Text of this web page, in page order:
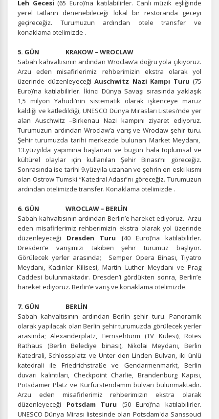
ÇEREZ KULLANIM AYARLARINIZ
Çerez tercihlerinizibelirleyin.
gizlilik koşullarınıinceleyebilirsiniz.
Zorunlu Çerezler HER ZAMAN AKTIF
Oturum yönetimi, güvenlik ve temel site işlevleri için
gereklidir. Bu çerezler olmadan site düzgün çalışmaz ve
devre dışı bırakılamaz.
İstatistik Çerezleri
Ziyaretçilerin siteyi nasıl kullandığını anonim olarak
kullanıcıların nerede zorluk yaşadığını anlamamıza
yardımcı olur.
Pazarlama Çerezleri
Size ve ilgi alanlarınıza uygun reklamlar göstermek için
kullanılır. Kapatırsanız reklamları görmeye devam
edersiniz, ancak daha az alakalı olabilirler.
Tercihleri Kaydet
Leh Gecesi(65 Euro)’na katılabilirler. Canlı müzik eşliğinde
yerel tatların denenebileceği lokal bir restoranda geceyi
geçireceğiz. Turumuzun ardından otele transfer ve
konaklama otelimizde .
5. GÜN KRAKOW – WROCLAW
Sabah kahvaltısının ardından Wroclaw’a doğru yola çıkıyoruz.
Arzu eden misafirlerimiz rehberimizin ekstra olarak yol
üzerinde düzenleyeceği Auschwitz Nazi Kampı Turu (75
Euro)’na katılabilirler. İkinci Dünya Savaşı sırasında yaklaşık
1,5 milyon Yahudi’nin sistematik olarak işkenceye maruz
kaldığı ve katledildiği, UNESCO Dünya Mirasları Listesi’nde yer
alan Auschwitz –Birkenau Nazi kampını ziyaret ediyoruz.
Turumuzun ardından Wroclaw’a varış ve Wroclaw şehir turu.
Şehir turumuzda tarihi merkezde bulunan Market Meydanı,
13.yüzyılda yapımına başlanan ve bugün hala toplumsal ve
kültürel olaylar için kullanılan Şehir Binası’nı göreceğiz.
Sonrasında ise tarihi 9.yüzyıla uzanan ve şehrin en eski kısmı
olan Ostrow Tumski “Katedral Adası”nı göreceğiz. Turumuzun
ardından otelimizde transfer. Konaklama otelimizde .
6. GÜN WROCLAW – BERLİN
Sabah kahvaltısının ardından Berlin’e hareket ediyoruz. Arzu
eden misafirlerimiz rehberimizin ekstra olarak yol üzerinde
düzenleyeceği Dresden Turu (40 Euro)’na katılabilirler.
Dresden’e varışımızı takiben şehir turumuz başlıyor.
Görülecek yerler arasında; Semper Opera Binası, Tiyatro
Meydanı, Kadınlar Kilisesi, Martin Luther Meydanı ve Prag
Caddesi bulunmaktadır. Dresden’i gördükten sonra, Berlin’e
hareket ediyoruz. Berlin’e varış ve konaklama otelimizde.
7. GÜN BERLİN
Sabah kahvaltısının ardından Berlin şehir turu. Panoramik
olarak yapılacak olan Berlin şehir turumuzda görülecek yerler
arasında; Alexanderplatz, Fernsehturm (TV Kulesi), Rotes
Rathaus (Berlin Belediye binası), Nikolai Meydanı, Berlin
Katedrali, Schlossplatz ve Unter den Linden Bulvarı, iki ünlü
katedrali ile Friedrichstraße ve Gendarmenmarkt, Berlin
duvarı kalıntıları, Checkpoint Charlie, Brandenburg Kapısı,
Potsdamer Platz ve Kurfürstendamm bulvarı bulunmaktadır.
Arzu eden misafirlerimiz rehberimizin ekstra olarak
düzenleyeceği Potsdam Turu (50 Euro)’na katılabilirler.
UNESCO Dünya Mirası listesinde olan Potsdam'da Sanssouci